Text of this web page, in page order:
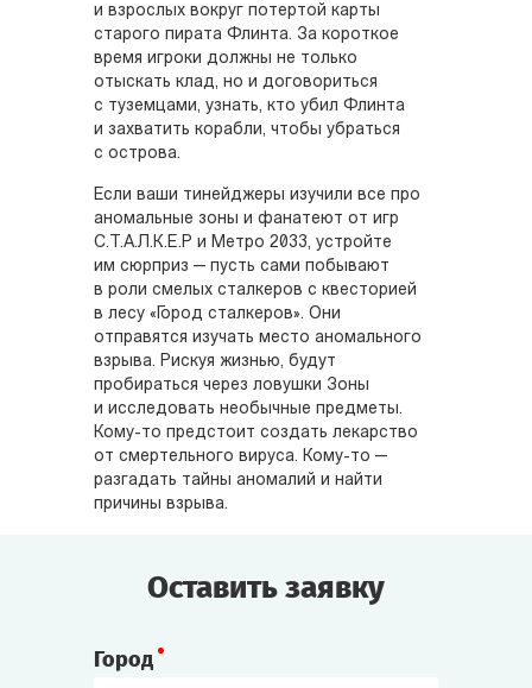
и взрослых вокруг потертой карты
старого пирата Флинта. За короткое
время игроки должны не только
отыскать клад, но и договориться
с туземцами, узнать, кто убил Флинта
и захватить корабли, чтобы убраться
с острова.
Если ваши тинейджеры изучили все про
аномальные зоны и фанатеют от игр
С.Т.А.Л.К.Е.Р и Метро 2033, устройте
им сюрприз — пусть сами побывают
в роли смелых сталкеров с квесторией
в лесу «Город сталкеров». Они
отправятся изучать место аномального
взрыва. Рискуя жизнью, будут
пробираться через ловушки Зоны
и исследовать необычные предметы.
Кому-то предстоит создать лекарство
от смертельного вируса. Кому-то —
разгадать тайны аномалий и найти
причины взрыва.
Оставить заявку
Город